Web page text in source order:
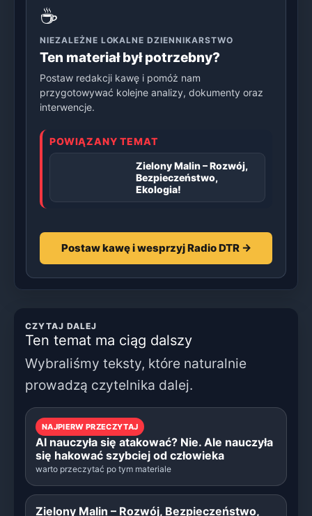
☕
NIEZALEŻNE LOKALNE DZIENNIKARSTWO
Ten materiał był potrzebny?
Postaw redakcji kawę i pomóż nam
przygotowywać kolejne analizy, dokumenty oraz
interwencje.
POWIĄZANY TEMAT
Zielony Malin – Rozwój,
Bezpieczeństwo,
Ekologia!
Postaw kawę i wesprzyj Radio DTR →
CZYTAJ DALEJ
Ten temat ma ciąg dalszy
Wybraliśmy teksty, które naturalnie
prowadzą czytelnika dalej.
NAJPIERW PRZECZYTAJ
AI nauczyła się atakować? Nie. Ale nauczyła
się hakować szybciej od człowieka
warto przeczytać po tym materiale
Zielony Malin – Rozwój, Bezpieczeństwo,